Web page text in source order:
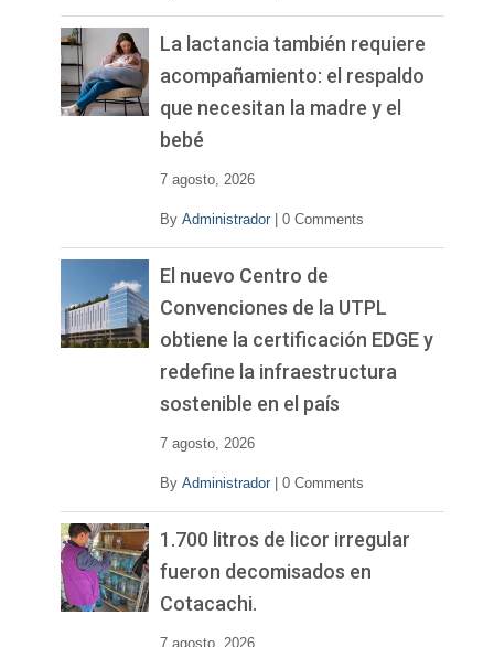
La lactancia también requiere
acompañamiento: el respaldo
que necesitan la madre y el
bebé
7 agosto, 2026
By Administrador 0 Comments
El nuevo Centro de
Convenciones de la UTPL
obtiene la certificación EDGE y
redefine la infraestructura
sostenible en el país
7 agosto, 2026
By Administrador 0 Comments
1.700 litros de licor irregular
fueron decomisados en
Cotacachi.
7 agosto, 2026